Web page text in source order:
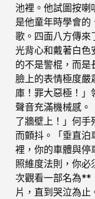
池裡。他試圖按喇
是他童年時學會的
歌。四面八方傳來
光背心和戴著白色
的不是警棍，而是
臉上的表情極度嚴
庫！罪大惡極！」
聲音充滿機械感。
了牆壁上！」何手
而顫抖。「垂直泊
裡，你的車體與
照維度法則，你必
次觀看一部名為**
片，直到哭泣為